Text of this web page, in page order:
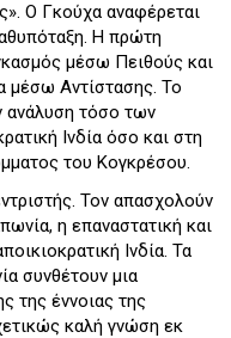
Ο Γκούχα αναφέρεται
Η πρώτη
μέσω Πειθούς και
μέσω Αντίστασης. Το
ανάλυση τόσο των
Ινδία όσο και στη
του Κογκρέσου.
Τον απασχολούν
η επαναστατική και
Ινδία. Τα
συνθέτουν μια
της έννοιας της
καλή γνώση εκ